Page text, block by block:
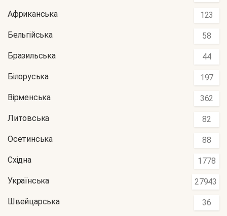
Африканська 123
Бельгійська 58
Бразильська 44
Білоруська 197
Вірменська 362
Литовська 82
Осетинська 88
Східна 1778
Українська 27943
Швейцарська 36